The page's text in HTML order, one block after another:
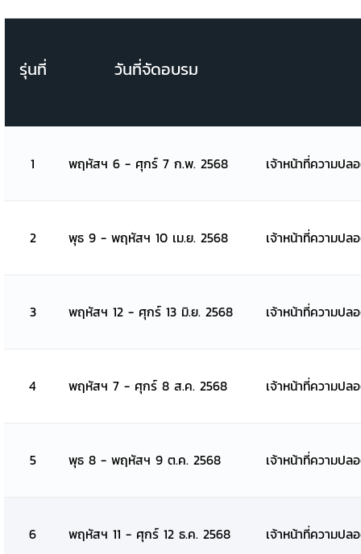
รุ่นที่ วันที่จัดอบรม
1 พฤหัสฯ 6 - ศุกร์ 7 ก.พ. 2568 เจ้าหน้าที่ความปล
2 พุธ 9 - พฤหัสฯ 10 เม.ย. 2568 เจ้าหน้าที่ความปล
3 พฤหัสฯ 12 - ศุกร์ 13 มิ.ย. 2568 เจ้าหน้าที่ความปล
4 พฤหัสฯ 7 - ศุกร์ 8 ส.ค. 2568 เจ้าหน้าที่ความปล
5 พุธ 8 - พฤหัสฯ 9 ต.ค. 2568 เจ้าหน้าที่ความปล
6 พฤหัสฯ 11 - ศุกร์ 12 ธ.ค. 2568 เจ้าหน้าที่ความปล